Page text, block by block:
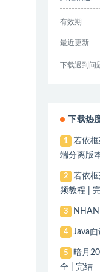
有效期
最近更新
下载遇到问
下载热
1
若依框
端分离版
2
若依
频教程 |
3
4 Java
5
暗月
全 | 完结